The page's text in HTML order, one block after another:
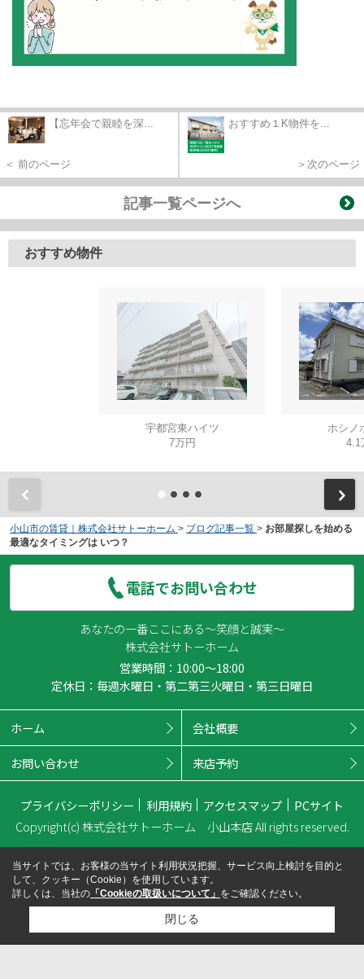
【忘年会で親睦を深...
＜ 前のページ
おすすめ１K物件を...
＞次のページ
記事一覧ページへ
おすすめ物件
宇都宮東ハイツ
7万円
ホシノ
4.1
小山市の賃貸｜株式会社サトーホーム > ブログ記事一覧 > お部屋探しを始める
最適なタイミングは いつ？
電話でお問い合わせ
あなたの一番ここにある～笑顔と誠実～
株式会社サトーホーム
営業時間：10:00～18:00
定休日：毎週水曜日・第二第三火曜日・第三日曜日
ホーム 会社概要
お問い合わせ 来店予約
プライバシーポリシー 利用規約 アクセスマップ
PCサイト
Copyright(c) 株式会社サトーホーム 小山本店 All rights reserved.
当サイトでは、お客様の当サイト利用状況把握、サービス向上検討を目的と
して、クッキー（Cookie）を使用しています。
詳しくは、当社の 「Cookieの取扱いについて」 をご確認ください。
閉じる